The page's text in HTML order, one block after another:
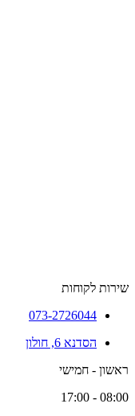
שירות לקוחות
073-2726044
הסדנא 6, חולון
ראשון - חמישי
08:00 - 17:00